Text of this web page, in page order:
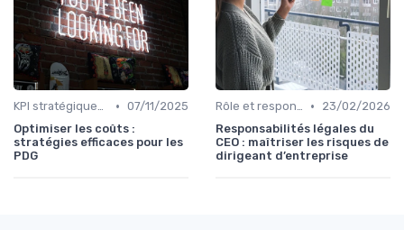
KPI stratégiques & reporting exécutif • 07/11/2025
Optimiser les coûts :
stratégies efficaces pour les
PDG
Rôle et responsabilités du CEO •
23/02/2026
Responsabilités légales du
CEO : maîtriser les risques de
dirigeant d’entreprise